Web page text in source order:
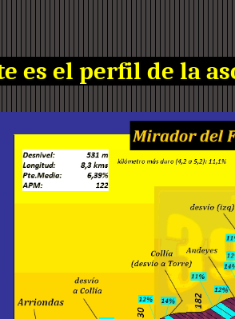
es el perfil de la